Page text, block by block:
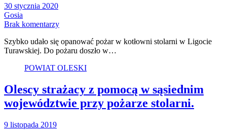
30 stycznia 2020
Gosia
Brak komentarzy
Szybko udało się opanować pożar w kotłowni stolarni w Ligocie
Turawskiej. Do pożaru doszło w…
POWIAT OLESKI
Olescy strażacy z pomocą w sąsiednim
województwie przy pożarze stolarni.
9 listopada 2019